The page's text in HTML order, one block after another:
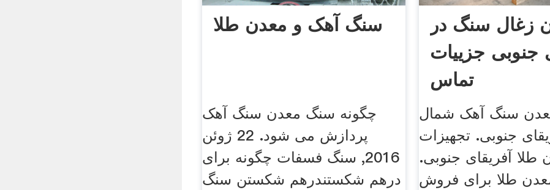
سنگ آهک و معدن طلا
چگونه سنگ معدن سنگ آهک
پردازش می شود. 22 ژوئن
2016, سنگ فسفات چگونه برای
درهم شکستندرهم شکستن سنگ
زغال سنگ در
جنوبی جزییات
تماس
سنگ آهک شمال
جنوبی. تجهیزات
طلا آفریقای جنوبی.
طلا برای فروش